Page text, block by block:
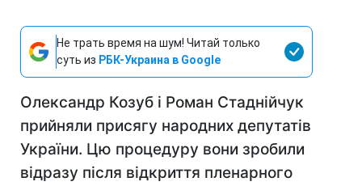
Не трать время на шум! Читай только
суть из РБК-Украина в Google
Олександр Козуб і Роман Стаднійчук
прийняли присягу народних депутатів
України. Цю процедуру вони зробили
відразу після відкриття пленарного